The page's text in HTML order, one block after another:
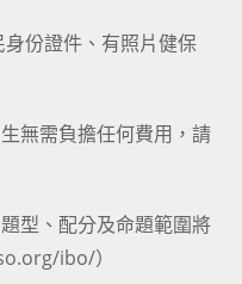
份證件、有照片健保
無需負擔任何費用，請
型、配分及命題範圍將
ibo/）